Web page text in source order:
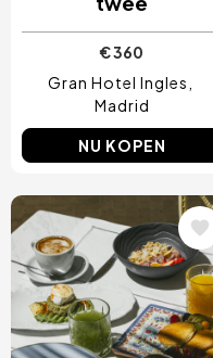
€ 360
Gran Hotel Ingles
Madrid
NU KOPEN
Afbeelding